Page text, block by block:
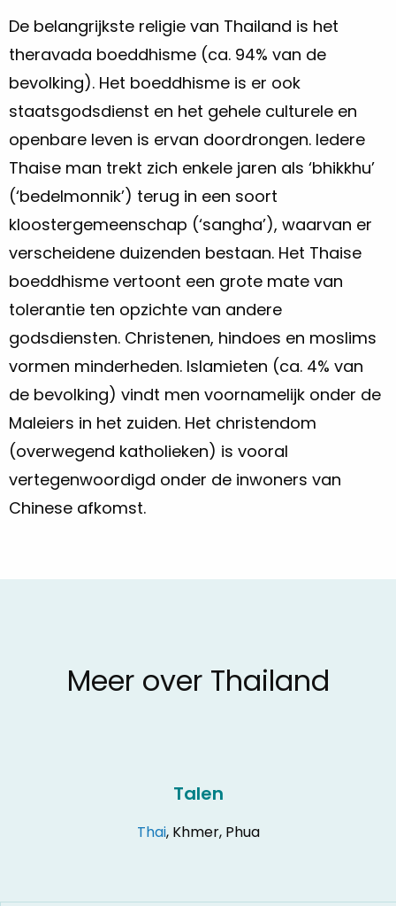
De belangrijkste religie van Thailand is het
theravada boeddhisme (ca. 94% van de
bevolking). Het boeddhisme is er ook
staatsgodsdienst en het gehele culturele en
openbare leven is ervan doordrongen. Iedere
Thaise man trekt zich enkele jaren als ‘bhikkhu’
(‘bedelmonnik’) terug in een soort
kloostergemeenschap (‘sangha’), waarvan er
verscheidene duizenden bestaan. Het Thaise
boeddhisme vertoont een grote mate van
tolerantie ten opzichte van andere
godsdiensten. Christenen, hindoes en moslims
vormen minderheden. Islamieten (ca. 4% van
de bevolking) vindt men voornamelijk onder de
Maleiers in het zuiden. Het christendom
(overwegend katholieken) is vooral
vertegenwoordigd onder de inwoners van
Chinese afkomst.
Meer over Thailand
Talen
Thai, Khmer, Phua